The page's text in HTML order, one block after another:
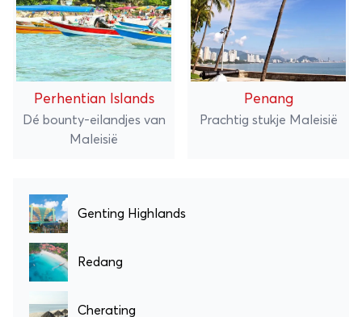
Perhentian Islands
Dé bounty-eilandjes van
Maleisië
Penang
Prachtig stukje Maleisië
Genting Highlands
Redang
Cherating